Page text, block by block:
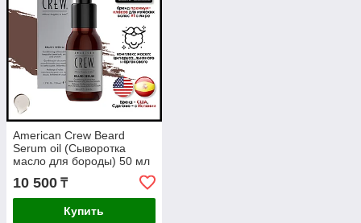
American Crew Beard
Serum oil (Сыворотка
масло для бороды) 50 мл
10 500 ₸
Купить